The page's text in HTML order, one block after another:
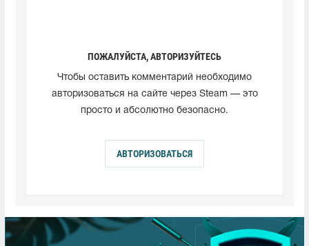
ПОЖАЛУЙСТА, АВТОРИЗУЙТЕСЬ
Чтобы оставить комментарий необходимо
авторизоваться на сайте через Steam — это
просто и абсолютно безопасно.
АВТОРИЗОВАТЬСЯ